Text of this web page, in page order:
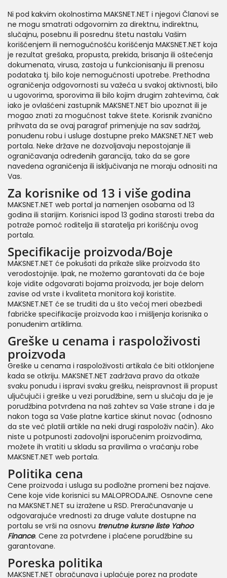
Ni pod kakvim okolnostima MAKSNET.NET i njegovi Članovi se
ne mogu smatrati odgovornim za direktnu, indirektnu,
slučajnu, posebnu ili posrednu štetu nastalu Vašim
korišćenjem ili nemogućnošću korišćenja MAKSNET.NET koja
je rezultat grešaka, propusta, prekida, brisanja ili oštećenja
dokumenata, virusa, zastoja u funkcionisanju ili prenosu
podataka tj. bilo koje nemogućnosti upotrebe. Prethodna
ograničenja odgovornosti su važeća u svakoj aktivnosti, bilo
u ugovorima, sporovima ili bilo kojim drugim zahtevima, čak
iako je ovlašćeni zastupnik MAKSNET.NET bio upoznat ili je
mogao znati za mogućnost takve štete. Korisnik zvanično
prihvata da se ovaj paragraf primenjuje na sav sadržaj,
ponuđenu robu i usluge dostupne preko MAKSNET.NET web
portala. Neke države ne dozvoljavaju nepostojanje ili
ograničavanja određenih garancija, tako da se gore
navedena ograničenja ili isključivanja ne moraju odnositi na
Vas.
Za korisnike od 13 i više godina
MAKSNET.NET web portal ja namenjen osobama od 13
godina ili starijim. Korisnici ispod 13 godina starosti treba da
potraže pomoć roditelja ili staratelja pri korišćnju ovog
portala.
Specifikacije proizvoda/Boje
MAKSNET.NET će pokušati da prikaže slike proizvoda što
verodostojnije. Ipak, ne možemo garantovati da će boje
koje vidite odgovarati bojama proizvoda, jer boje delom
zavise od vrste i kvaliteta monitora koji koristite.
MAKSNET.NET će se truditi da u što većoj meri obezbedi
fabričke specifikacije proizvoda kao i mišljenja korisnika o
ponuđenim artiklima.
Greške u cenama i raspoloživosti
proizvoda
Greške u cenama i raspoloživosti artikala će biti otklonjene
kada se otkriju. MAKSNET.NET zadržava pravo da otkaže
svaku ponudu i ispravi svaku grešku, neispravnost ili propust
uljučujuči i greške u vezi porudžbine, sem u slučaju da je je
porudžbina potvrđena na naš zahtev sa Vaše strane i da je
nakon toga sa Vaše platne kartice skinut novac (odnosno
da ste već platili artikle na neki drugi raspoloživ način). Ako
niste u potpunosti zadovoljni isporučenim proizvodima,
možete ih vratiti u skladu sa pravilima o vraćanju robe
MAKSNET.NET web portala.
Politika cena
Cene proizvoda i usluga su podložne promeni bez najave.
Cene koje vide korisnici su MALOPRODAJNE. Osnovne cene
na MAKSNET.NET su izražene u RSD. Preračunavanje u
odgovarajuće vrednosti za druge valute dostupne na
portalu se vrši na osnovu trenutne kursne liste Yahoo
Finance. Cene za potvrđene i plaćene porudžbine su
garantovane.
Poreska politika
MAKSNET.NET obračunava i uplaćuje porez na prodate